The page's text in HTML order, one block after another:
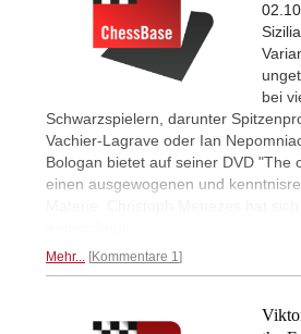
bei
Schwarzspielern, darunter
Vachier-Lagrave oder Ian
Bologan bietet auf seiner DVD "The
einen ausgewogenen und
Mehr... Kommentare 1